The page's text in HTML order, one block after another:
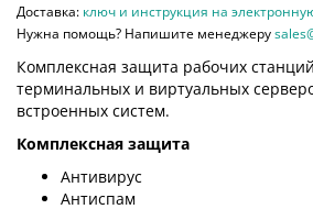
Доставка: ключ и инструкция на
Нужна помощь? Напишите менеджеру
Комплексная защита рабочих
терминальных и виртуальных
встроенных систем.
Комплексная защита
Антивирус
Антиспам